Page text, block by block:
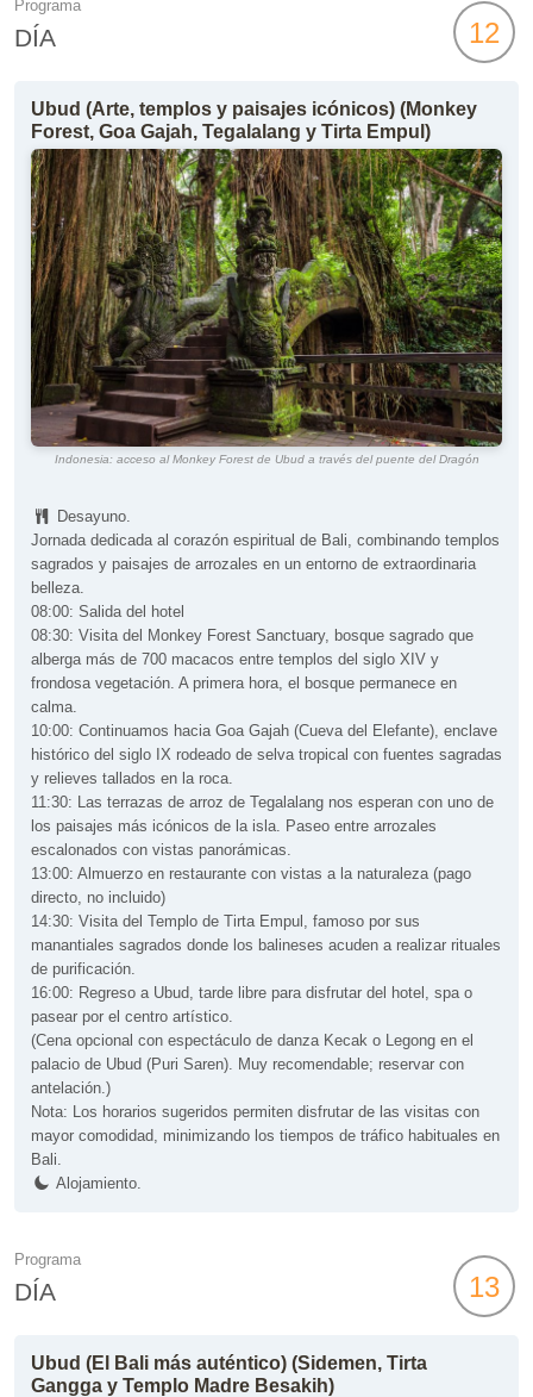
Programa
DÍA 12
Ubud (Arte, templos y paisajes icónicos) (Monkey
Forest, Goa Gajah, Tegalalang y Tirta Empul)
Indonesia: acceso al Monkey Forest de Ubud a través del puente del Dragón
Desayuno.
Jornada dedicada al corazón espiritual de Bali, combinando templos
sagrados y paisajes de arrozales en un entorno de extraordinaria
belleza.
08:00: Salida del hotel
08:30: Visita del Monkey Forest Sanctuary, bosque sagrado que
alberga más de 700 macacos entre templos del siglo XIV y
frondosa vegetación. A primera hora, el bosque permanece en
calma.
10:00: Continuamos hacia Goa Gajah (Cueva del Elefante), enclave
histórico del siglo IX rodeado de selva tropical con fuentes sagradas
y relieves tallados en la roca.
11:30: Las terrazas de arroz de Tegalalang nos esperan con uno de
los paisajes más icónicos de la isla. Paseo entre arrozales
escalonados con vistas panorámicas.
13:00: Almuerzo en restaurante con vistas a la naturaleza (pago
directo, no incluido)
14:30: Visita del Templo de Tirta Empul, famoso por sus
manantiales sagrados donde los balineses acuden a realizar rituales
de purificación.
16:00: Regreso a Ubud, tarde libre para disfrutar del hotel, spa o
pasear por el centro artístico.
(Cena opcional con espectáculo de danza Kecak o Legong en el
palacio de Ubud (Puri Saren). Muy recomendable; reservar con
antelación.)
Nota: Los horarios sugeridos permiten disfrutar de las visitas con
mayor comodidad, minimizando los tiempos de tráfico habituales en
Bali.
Alojamiento.
Programa
DÍA 13
Ubud (El Bali más auténtico) (Sidemen, Tirta
Gangga y Templo Madre Besakih)